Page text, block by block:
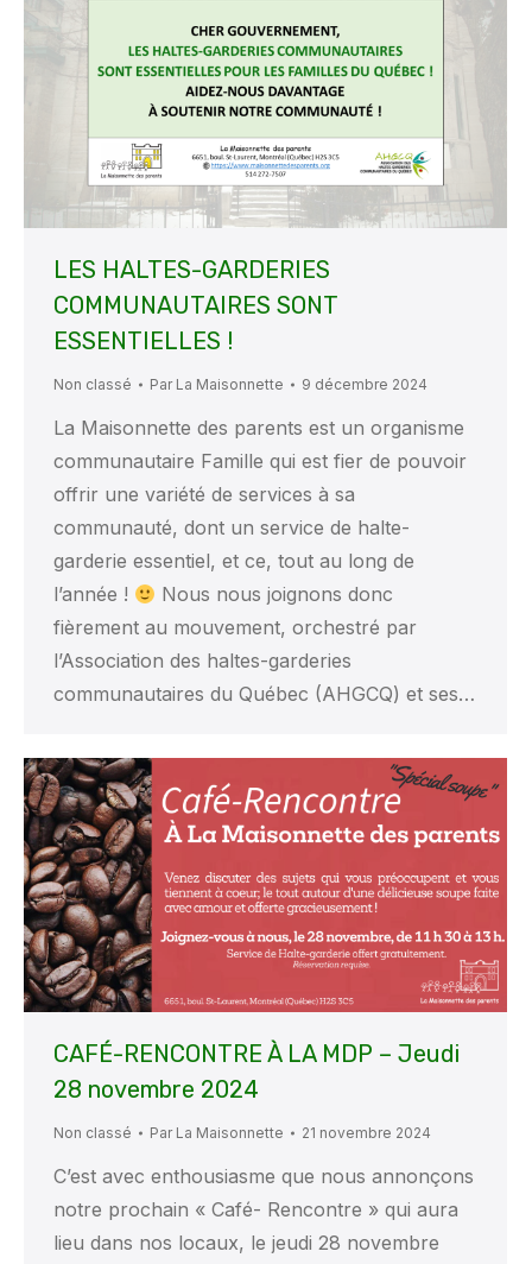
LES HALTES-GARDERIES
COMMUNAUTAIRES SONT
ESSENTIELLES !
Non classé Par La Maisonnette 9 décembre 2024
La Maisonnette des parents est un organisme
communautaire Famille qui est fier de pouvoir
offrir une variété de services à sa
communauté, dont un service de halte-
garderie essentiel, et ce, tout au long de
l’année !
Nous nous joignons donc
fièrement au mouvement, orchestré par
l’Association des haltes-garderies
communautaires du Québec (AHGCQ) et ses…
CAFÉ-RENCONTRE À LA MDP – Jeudi
28 novembre 2024
Non classé Par La Maisonnette 21 novembre 2024
C’est avec enthousiasme que nous annonçons
notre prochain « Café- Rencontre » qui aura
lieu dans nos locaux, le jeudi 28 novembre